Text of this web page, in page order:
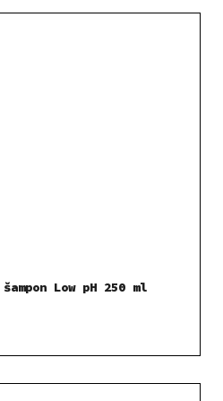
Low pH 250 ml